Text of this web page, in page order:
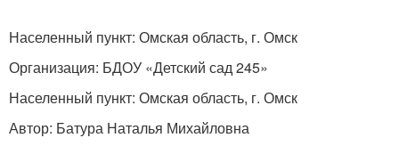
Населенный пункт: Омская область, г. Омск
Организация: БДОУ «Детский сад 245»
Населенный пункт: Омская область, г. Омск
Автор: Батура Наталья Михайловна